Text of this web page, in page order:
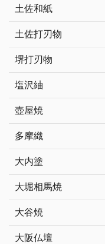
土佐和紙
土佐打刃物
堺打刃物
塩沢紬
壺屋焼
多摩織
大内塗
大堀相馬焼
大谷焼
大阪仏壇